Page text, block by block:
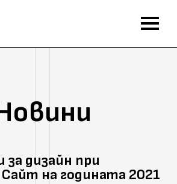
за дизайн при
Сайт на годината 2021